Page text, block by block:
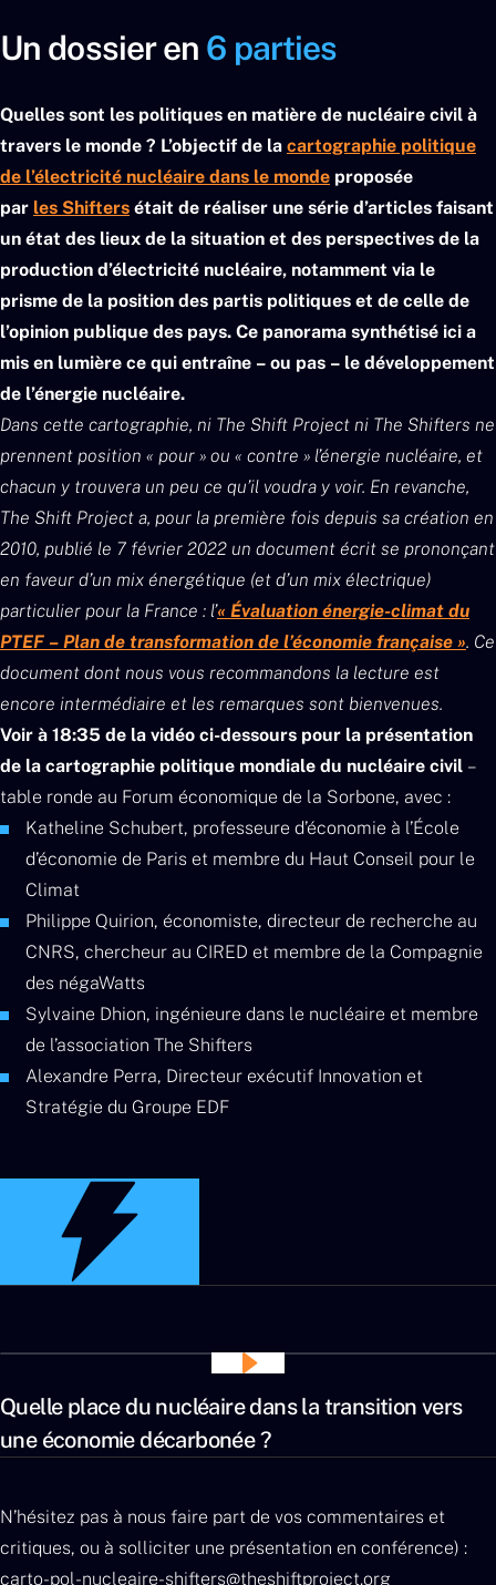
Un dossier en 6 parties
Quelles sont les politiques en matière de nucléaire civil à
travers le monde ? L’objectif de la cartographie politique
de l’électricité nucléaire dans le monde proposée
par les Shifters était de réaliser une série d’articles faisant
un état des lieux de la situation et des perspectives de la
production d’électricité nucléaire, notamment via le
prisme de la position des partis politiques et de celle de
l’opinion publique des pays. Ce panorama synthétisé ici a
mis en lumière ce qui entraîne – ou pas – le développement
de l’énergie nucléaire.
Dans cette cartographie, ni The Shift Project ni The Shifters ne
prennent position « pour » ou « contre » l’énergie nucléaire, et
chacun y trouvera un peu ce qu’il voudra y voir. En revanche,
The Shift Project a, pour la première fois depuis sa création en
2010, publié le 7 février 2022 un document écrit se prononçant
en faveur d’un mix énergétique (et d’un mix électrique)
particulier pour la France : l’« Évaluation énergie-climat du
PTEF – Plan de transformation de l’économie française ». Ce
document dont nous vous recommandons la lecture est
encore intermédiaire et les remarques sont bienvenues.
Voir à 18:35 de la vidéo ci-dessours pour la présentation
de la cartographie politique mondiale du nucléaire civil –
table ronde au Forum économique de la Sorbone, avec :
Katheline Schubert, professeure d’économie à l’École
d’économie de Paris et membre du Haut Conseil pour le
Climat
Philippe Quirion, économiste, directeur de recherche au
CNRS, chercheur au CIRED et membre de la Compagnie
des négaWatts
Sylvaine Dhion, ingénieure dans le nucléaire et membre
de l’association The Shifters
Alexandre Perra, Directeur exécutif Innovation et
Stratégie du Groupe EDF
Quelle place du nucléaire dans la transition vers
une économie décarbonée ?
N’hésitez pas à nous faire part de vos commentaires et
critiques, ou à solliciter une présentation en conférence) :
carto-pol-nucleaire-shifters@theshiftproject.org